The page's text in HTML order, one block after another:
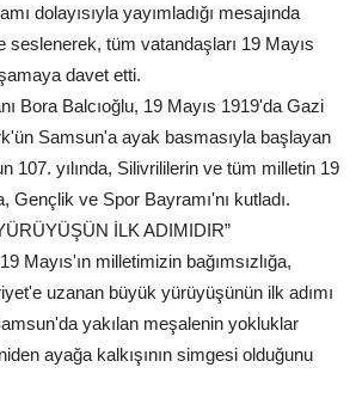
dolayısıyla yayımladığı mesajında
seslenerek, tüm vatandaşları 19 Mayıs
davet etti.
Bora Balcıoğlu, 19 Mayıs 1919'da Gazi
Samsun'a ayak basmasıyla başlayan
107. yılında, Silivrililerin ve tüm milletin 19
Gençlik ve Spor Bayramı'nı kutladı.
İLK ADIMIDIR”
Mayıs'ın milletimizin bağımsızlığa,
uzanan büyük yürüyüşünün ilk adımı
yakılan meşalenin yokluklar
ayağa kalkışının simgesi olduğunu